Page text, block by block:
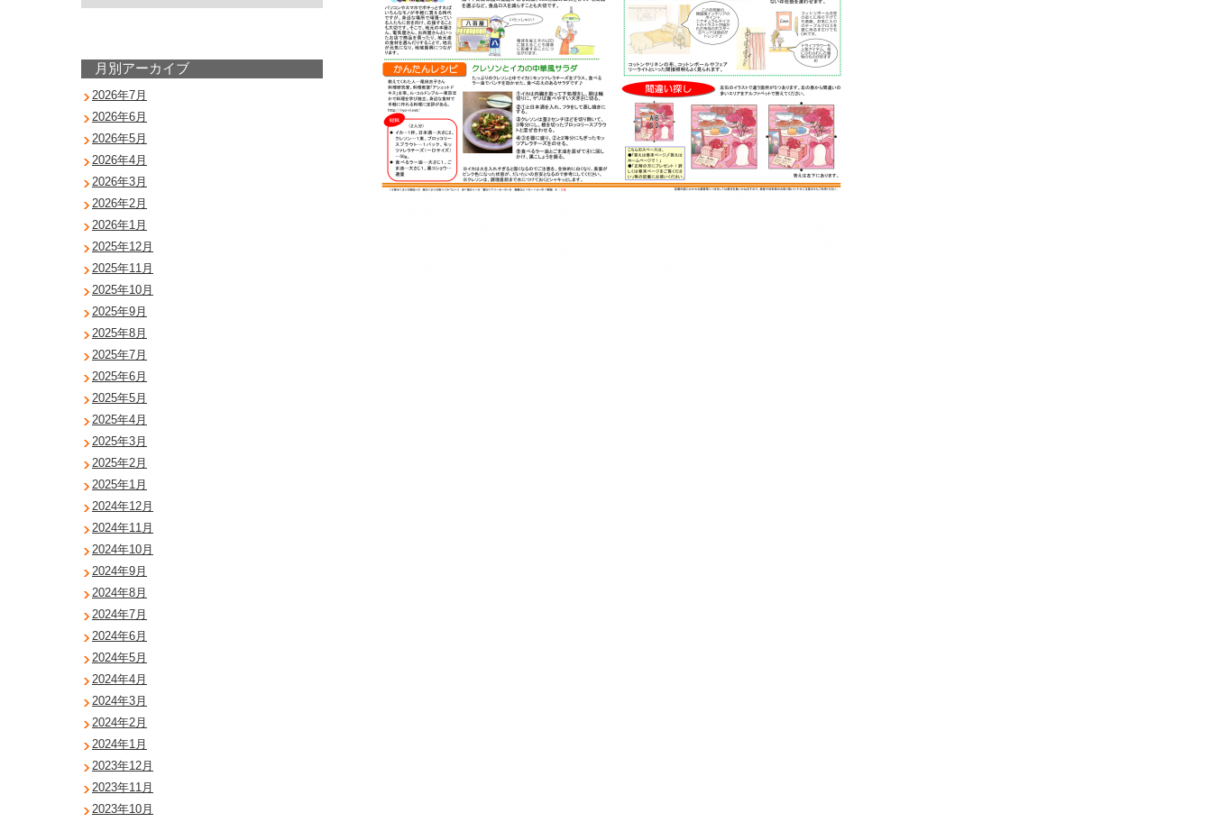
月別アーカイブ
2026年7月
2026年6月
2026年5月
2026年4月
2026年3月
2026年2月
2026年1月
2025年12月
2025年11月
2025年10月
2025年9月
2025年8月
2025年7月
2025年6月
2025年5月
2025年4月
2025年3月
2025年2月
2025年1月
2024年12月
2024年11月
2024年10月
2024年9月
2024年8月
2024年7月
2024年6月
2024年5月
2024年4月
2024年3月
2024年2月
2024年1月
2023年12月
2023年11月
2023年10月